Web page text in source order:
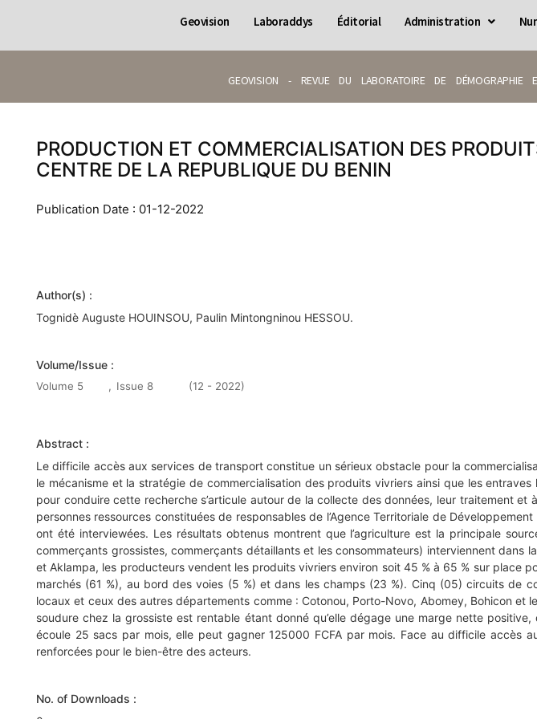
Geovision Laboraddys Éditorial Administration
GEOVISION - REVUE DU LABORATOIRE DE
PRODUCTION ET COMMERCIALISATION DES
CENTRE DE LA REPUBLIQUE DU BENIN
Publication Date : 01-12-2022
Author(s) :
Tognidè Auguste HOUINSOU, Paulin Mintongninou HESSOU.
Volume/Issue :
Volume 5 , Issue 8 (12 - 2022)
Abstract :
Le difficile accès aux services de transport constitue un sérieux obstacle pour la
le mécanisme et la stratégie de commercialisation des produits vivriers ainsi que les
pour conduire cette recherche s’articule autour de la collecte des données, leur traitement
personnes ressources constituées de responsables de l’Agence Territoriale de
ont été interviewées. Les résultats obtenus montrent que l’agriculture est la principale
commerçants grossistes, commerçants détaillants et les consommateurs) interviennent
et Aklampa, les producteurs vendent les produits vivriers environ soit 45 % à 65 % sur place
marchés (61 %), au bord des voies (5 %) et dans les champs (23 %). Cinq (05) circuits de
locaux et ceux des autres départements comme : Cotonou, Porto-Novo, Abomey, Bohicon
soudure chez la grossiste est rentable étant donné qu’elle dégage une marge nette
écoule 25 sacs par mois, elle peut gagner 125000 FCFA par mois. Face au difficile accès
renforcées pour le bien-être des acteurs.
No. of Downloads :